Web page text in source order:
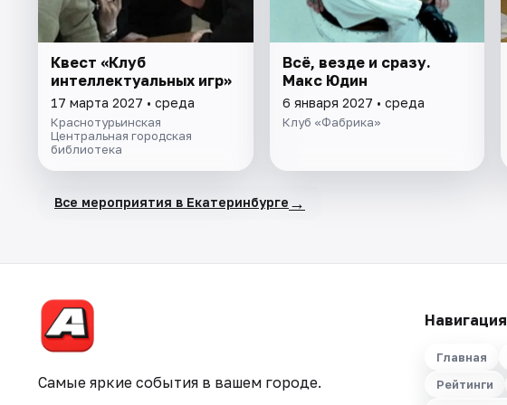
Квест «Клуб
интеллектуальных игр»
17 марта 2027 • среда
Краснотурьинская
Центральная городская
библиотека
Всё, везде и сразу.
Макс Юдин
6 января 2027 • среда
Клуб «Фабрика»
Все мероприятия в Екатеринбурге →
Самые яркие события в вашем городе.
Навигация
Главная
Рейтинги